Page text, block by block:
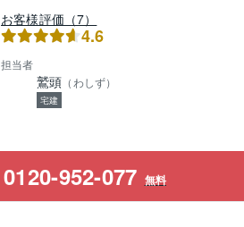
お客様評価（7）
4.6
担当者
鷲頭 （わしず）
宅建
0120-952-077 無料